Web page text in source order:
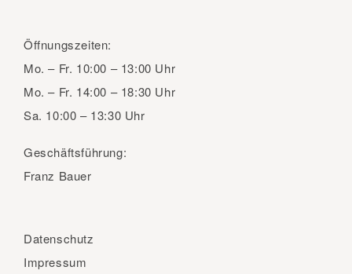
Öffnungszeiten:
Mo. – Fr. 10:00 – 13:00 Uhr
Mo. – Fr. 14:00 – 18:30 Uhr
Sa. 10:00 – 13:30 Uhr
Geschäftsführung:
Franz Bauer
Datenschutz
Impressum